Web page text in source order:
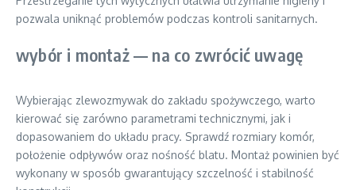
pozwala uniknąć problemów podczas kontroli sanitarnych.
wybór i montaż — na co zwrócić uwagę
Wybierając zlewozmywak do zakładu spożywczego, warto
kierować się zarówno parametrami technicznymi, jak i
dopasowaniem do układu pracy. Sprawdź rozmiary komór,
położenie odpływów oraz nośność blatu. Montaż powinien być
wykonany w sposób gwarantujący szczelność i stabilność